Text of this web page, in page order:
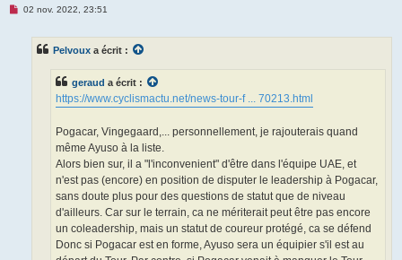
M02 nov. 2022, 23:51
Pelvoux a écrit :
geraud a écrit :
https://www.cyclismactu.net/news-tour-f ... 70213.html
Pogacar, Vingegaard,... personnellement, je rajouterais quand
même Ayuso à la liste.
Alors bien sur, il a "l'inconvenient" d'être dans l'équipe UAE, et
n'est pas (encore) en position de disputer le leadership à Pogacar,
sans doute plus pour des questions de statut que de niveau
d'ailleurs. Car sur le terrain, ca ne mériterait peut être pas encore
un coleadership, mais un statut de coureur protégé, ca se défend
Donc si Pogacar est en forme, Ayuso sera un équipier s'il est au